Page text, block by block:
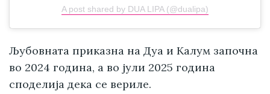
A post shared by DUA LIPA (@dualipa)
Љубовната приказна на Дуа и Калум започна
во 2024 година, а во јули 2025 година
споделија дека се вериле.